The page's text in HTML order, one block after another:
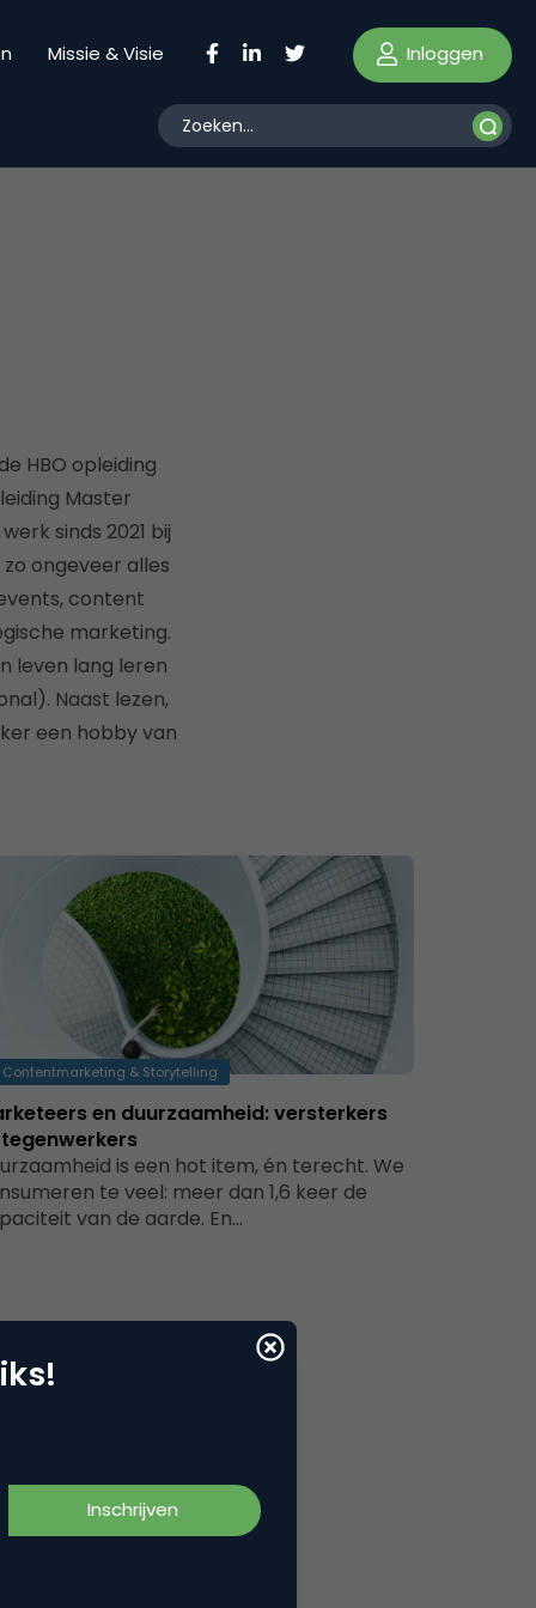
Missie & Visie Inloggen
HBO opleiding
Master
sinds 2021 bij
ongeveer alles
content
marketing.
leven lang leren
Naast lezen,
een hobby van
Contentmarketing & Storytelling
en duurzaamheid: versterkers
is een hot item, én terecht. We
te veel: meer dan 1,6 keer de
van de aarde. En…